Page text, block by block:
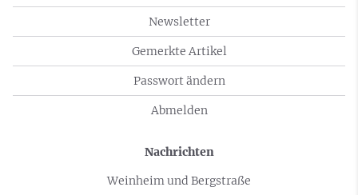
Newsletter
Gemerkte Artikel
Passwort ändern
Abmelden
Nachrichten
Weinheim und Bergstraße